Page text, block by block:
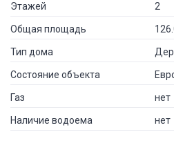
Этажей 2
Общая площадь
Тип дома
Состояние объекта
Газ нет
Наличие водоема нет